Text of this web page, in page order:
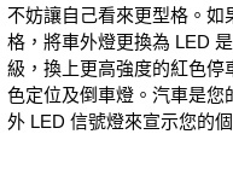
不妨讓自己看來更型格。如
格，將車外燈更換為 LED
級，換上更高強度的紅色停
色定位及倒車燈。汽車是您
外 LED 信號燈來宣示您的